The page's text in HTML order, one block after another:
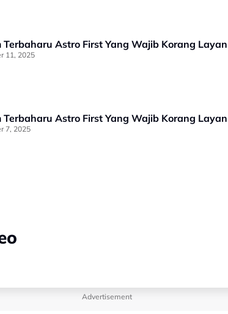
Terbaharu Astro First Yang Wajib Korang
11, 2025
Terbaharu Astro First Yang Wajib Korang
7, 2025
Advertisement